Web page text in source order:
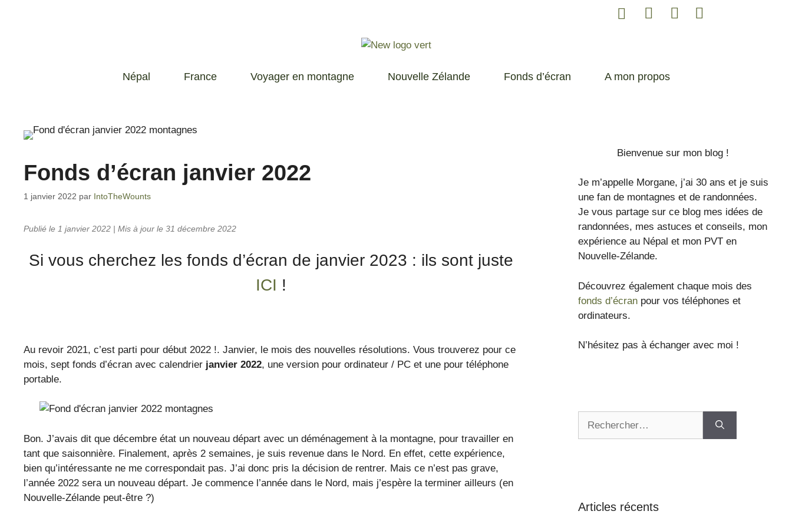
Népal France Voyager en montagne Nouvelle Zélande Fonds d’écran A mon propos
Fonds d’écran janvier 2022
1 janvier 2022 par IntoTheWounts
Publié le 1 janvier 2022 | Mis à jour le 31 décembre 2022
Si vous cherchez les fonds d’écran de janvier 2023 : ils sont juste
ICI !
Au revoir 2021, c’est parti pour début 2022 !. Janvier, le mois des nouvelles résolutions. Vous trouverez pour ce
mois, sept fonds d’écran avec calendrier janvier 2022, une version pour ordinateur / PC et une pour téléphone
portable.
Bon. J’avais dit que décembre état un nouveau départ avec un déménagement à la montagne, pour travailler en
tant que saisonnière. Finalement, après 2 semaines, je suis revenue dans le Nord. En effet, cette expérience,
bien qu’intéressante ne me correspondait pas. J’ai donc pris la décision de rentrer. Mais ce n’est pas grave,
l’année 2022 sera un nouveau départ. Je commence l’année dans le Nord, mais j’espère la terminer ailleurs (en
Nouvelle-Zélande peut-être ?)
Bienvenue sur mon blog !
Je m’appelle Morgane, j’ai 30 ans et je suis
une fan de montagnes et de randonnées.
Je vous partage sur ce blog mes idées de
randonnées, mes astuces et conseils, mon
expérience au Népal et mon PVT en
Nouvelle-Zélande.
Découvrez également chaque mois des
fonds d’écranpour vos téléphones et
ordinateurs.
N’hésitez pas à échanger avec moi !
Articles récents